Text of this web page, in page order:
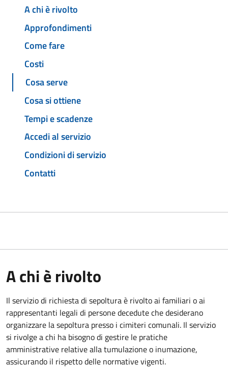
A chi è rivolto
Approfondimenti
Come fare
Costi
Cosa serve
Cosa si ottiene
Tempi e scadenze
Accedi al servizio
Condizioni di servizio
Contatti
A chi è rivolto
Il servizio di richiesta di sepoltura è rivolto ai familiari o ai
rappresentanti legali di persone decedute che desiderano
organizzare la sepoltura presso i cimiteri comunali. Il servizio
si rivolge a chi ha bisogno di gestire le pratiche
amministrative relative alla tumulazione o inumazione,
assicurando il rispetto delle normative vigenti.